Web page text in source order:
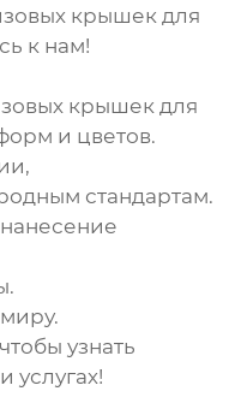
крышек для
к нам!
крышек для
и цветов.
стандартам.
узнать
услугах!